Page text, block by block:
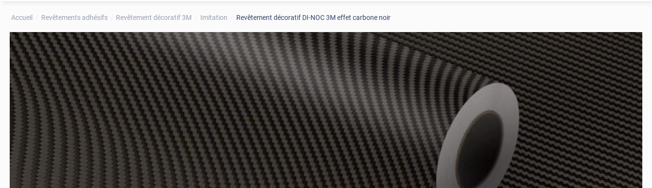
Accueil Revêtements adhésifs Revêtement décoratif 3M Imitation Revêtement décoratif DI-NOC 3M effet carbone noir